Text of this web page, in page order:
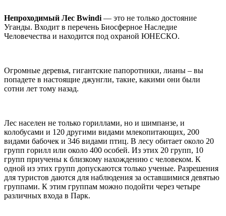
Непроходимый Лес Bwindi — это не только достояние
Уганды. Входит в перечень Биосферное Наследие
Человечества и находится под охраной ЮНЕСКО.
Огромные деревья, гигантские папоротники, лианы – вы
попадете в настоящие джунгли, такие, какими они были
сотни лет тому назад.
Лес населен не только гориллами, но и шимпанзе, и
колобусами и 120 другими видами млекопитающих, 200
видами бабочек и 346 видами птиц. В лесу обитает около 20
групп горилл или около 400 особей. Из этих 20 групп, 10
групп приучены к близкому нахождению с человеком. К
одной из этих групп допускаются только ученые. Разрешения
для туристов даются для наблюдения за оставшимися девятью
группами. К этим группам можно подойти через четыре
различных входа в Парк.